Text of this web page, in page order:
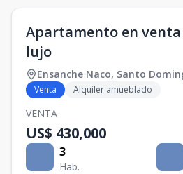
Apartamento en
lujo
Ensanche Naco, Santo
Venta Alquiler amueblado
VENTA
US$ 430,000
3
Hab.